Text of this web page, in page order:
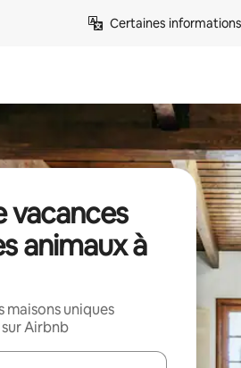
Certaines
vacances
animaux à
maisons uniques
Airbnb